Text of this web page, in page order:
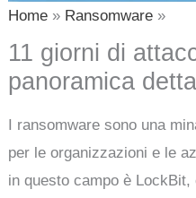
Home Ransomware
11 giorni di
panoramica
I ransomware sono una
per le organizzazioni e le
in questo campo è